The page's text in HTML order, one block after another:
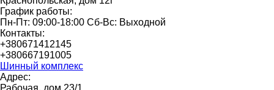
График работы:
Пн-Пт: 09:00-18:00 Сб-Вс: Выходной
Контакты:
+380671412145
+380667191005
Шинный комплекс
Адрес: